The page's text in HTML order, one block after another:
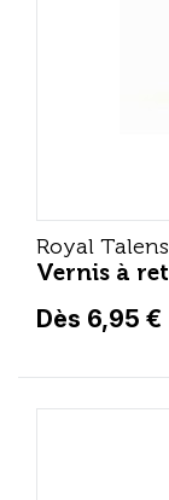
Royal Talens
Vernis à
Dès 6,95 €